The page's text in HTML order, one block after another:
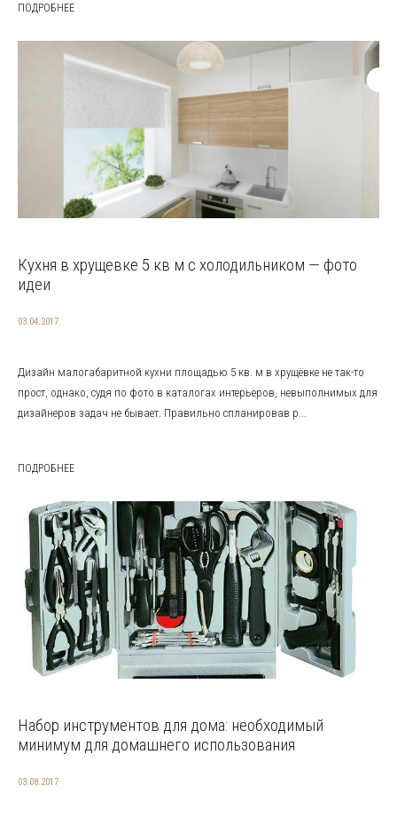
ПОДРОБНЕЕ
Кухня в хрущевке 5 кв м с холодильником — фото
идеи
03.04.2017
Дизайн малогабаритной кухни площадью 5 кв. м в хрущёвке не так-то
прост, однако, судя по фото в каталогах интерьеров, невыполнимых для
дизайнеров задач не бывает. Правильно спланировав р...
ПОДРОБНЕЕ
Набор инструментов для дома: необходимый
минимум для домашнего использования
03.08.2017